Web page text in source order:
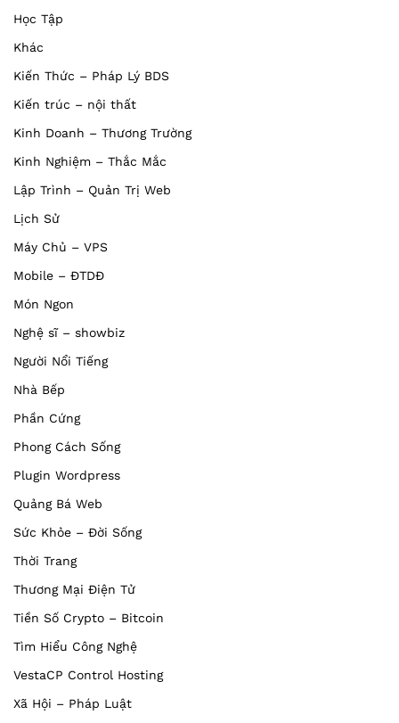
Học Tập
Khác
Kiến Thức – Pháp Lý BDS
Kiến trúc – nội thất
Kinh Doanh – Thương Trường
Kinh Nghiệm – Thắc Mắc
Lập Trình – Quản Trị Web
Lịch Sử
Máy Chủ – VPS
Mobile – ĐTDĐ
Món Ngon
Nghệ sĩ – showbiz
Người Nổi Tiếng
Nhà Bếp
Phần Cứng
Phong Cách Sống
Plugin Wordpress
Quảng Bá Web
Sức Khỏe – Đời Sống
Thời Trang
Thương Mại Điện Tử
Tiền Số Crypto – Bitcoin
Tìm Hiểu Công Nghệ
VestaCP Control Hosting
Xã Hội – Pháp Luật